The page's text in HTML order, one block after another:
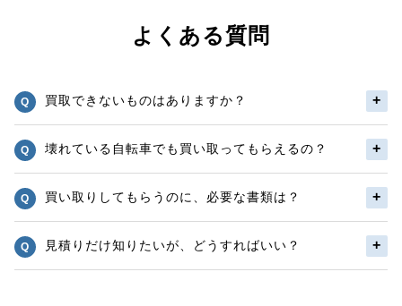
よくある質問
買取できないものはありますか？
壊れている自転車でも買い取ってもらえるの？
買い取りしてもらうのに、必要な書類は？
見積りだけ知りたいが、どうすればいい？